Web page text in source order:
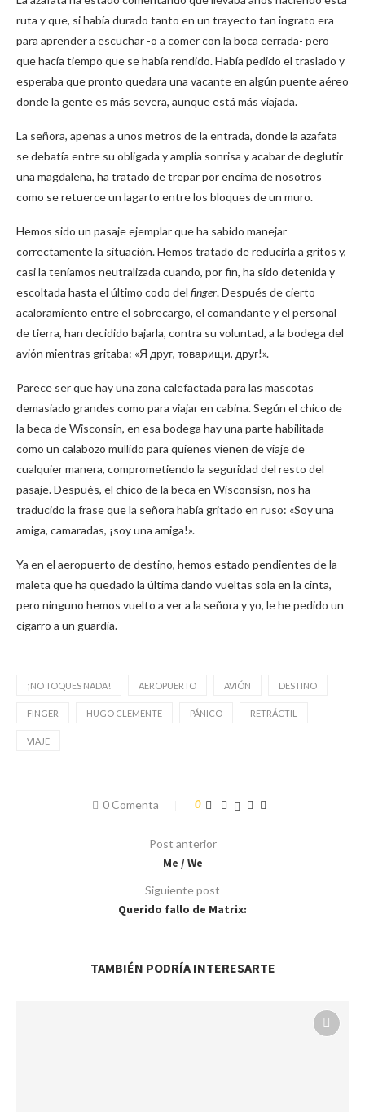
ruta y que, si había durado tanto en un trayecto tan ingrato era
para aprender a escuchar -o a comer con la boca cerrada- pero
que hacía tiempo que se había rendido. Había pedido el traslado y
esperaba que pronto quedara una vacante en algún puente aéreo
donde la gente es más severa, aunque está más viajada.
La señora, apenas a unos metros de la entrada, donde la azafata
se debatía entre su obligada y amplia sonrisa y acabar de deglutir
una magdalena, ha tratado de trepar por encima de nosotros
como se retuerce un lagarto entre los bloques de un muro.
Hemos sido un pasaje ejemplar que ha sabido manejar
correctamente la situación. Hemos tratado de reducirla a gritos y,
casi la teníamos neutralizada cuando, por fin, ha sido detenida y
escoltada hasta el último codo del finger. Después de cierto
acaloramiento entre el sobrecargo, el comandante y el personal
de tierra, han decidido bajarla, contra su voluntad, a la bodega del
avión mientras gritaba: «Я друг, товарищи, друг!».
Parece ser que hay una zona calefactada para las mascotas
demasiado grandes como para viajar en cabina. Según el chico de
la beca de Wisconsin, en esa bodega hay una parte habilitada
como un calabozo mullido para quienes vienen de viaje de
cualquier manera, comprometiendo la seguridad del resto del
pasaje. Después, el chico de la beca en Wisconsisn, nos ha
traducido la frase que la señora había gritado en ruso: «Soy una
amiga, camaradas, ¡soy una amiga!».
Ya en el aeropuerto de destino, hemos estado pendientes de la
maleta que ha quedado la última dando vueltas sola en la cinta,
pero ninguno hemos vuelto a ver a la señora y yo, le he pedido un
cigarro a un guardia.
¡NO TOQUES NADA! AEROPUERTO AVIÓN DESTINO
FINGER HUGO CLEMENTE PÁNICO RETRÁCTIL
VIAJE
0 Comenta 0
Post anterior
Me / We
Siguiente post
Querido fallo de Matrix:
TAMBIÉN PODRÍA INTERESARTE